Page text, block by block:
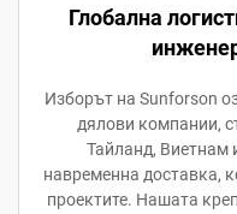
Глобална
Изборът на Sunforson
дялови компании,
Тайланд, Виетнам
навременна доставка,
проектите. Нашата